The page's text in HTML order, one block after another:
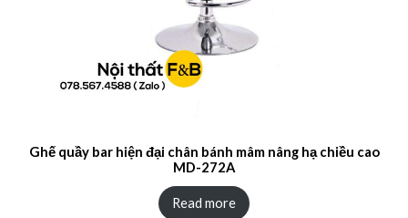
Ghế quầy bar hiện đại chân bánh mâm nâng hạ chiều cao
MD-272A
Read more